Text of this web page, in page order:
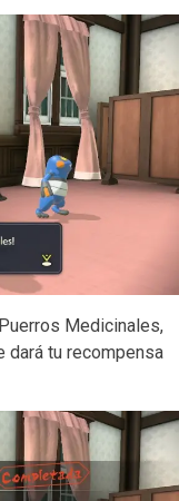
Medicinales,
dará tu recompensa